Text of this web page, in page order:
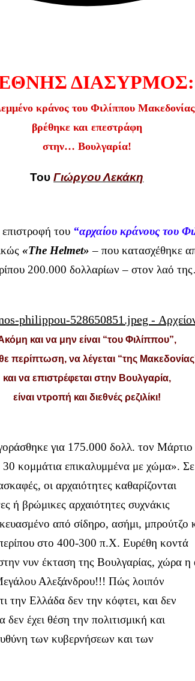
ΔΙΑΣΥΡΜΟΣ:
κράνος του Φιλίππου
βρέθηκε και επεστράφη
στην… Βουλγαρία!
ΤουΓιώργου Λεκάκη
του “αρχαίου κράνους του
«The Helmet» – που κατασχέθηκε
200.000 δολλαρίων – στον λαό
και να μην είναι “του Φιλίππου”,
περίπτωση, να λέγεται “της
και να επιστρέφεται στην Βουλγαρία,
είναι ντροπή και διεθνές ρεζιλίκι!
για 175.000 δολλ. τον Μάρτιο
κομμάτια επικαλυμμένα με χώμα». Σε
οι αρχαιότητες καθαρίζονται
ή βρώμικες αρχαιότητες συχνάκις
από σίδηρο, ασήμι, μπρούτζο
στο 400-300 π.Χ. Ευρέθη κοντά
νυν έκταση της Βουλγαρίας, χώρα η
Αλεξάνδρου!!! Πώς λοιπόν
την Ελλάδα δεν την κόφτει, και δεν
έχει θέση την πολιτισμική και
των κυβερνήσεων και των